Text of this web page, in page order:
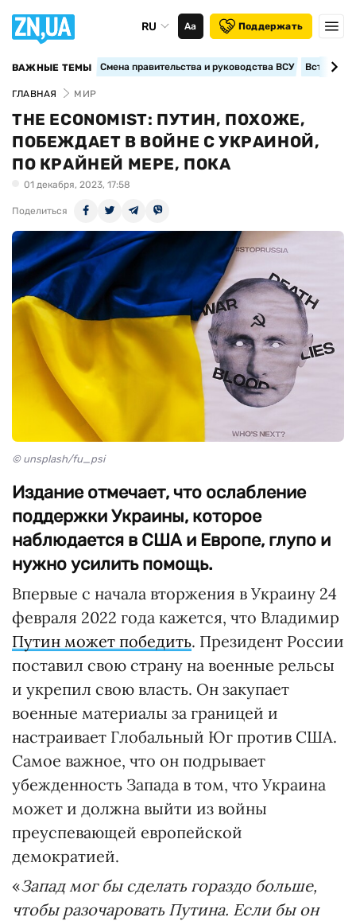
RU Аа Поддержать
ВАЖНЫЕ ТЕМЫ Смена правительства и руководства ВСУ
ГЛАВНАЯ МИР
THE ECONOMIST: ПУТИН, ПОХОЖЕ,
ПОБЕЖДАЕТ В ВОЙНЕ С УКРАИНОЙ,
ПО КРАЙНЕЙ МЕРЕ, ПОКА
01 декабря, 2023, 17:58
Поделиться
© unsplash/fu_psi
Издание отмечает, что ослабление
поддержки Украины, которое
наблюдается в США и Европе, глупо и
нужно усилить помощь.
Впервые с начала вторжения в Украину 24
февраля 2022 года кажется, что Владимир
Путин может победить. Президент России
поставил свою страну на военные рельсы
и укрепил свою власть. Он закупает
военные материалы за границей и
настраивает Глобальный Юг против США.
Самое важное, что он подрывает
убежденность Запада в том, что Украина
может и должна выйти из войны
преуспевающей европейской
демократией.
«Запад мог бы сделать гораздо больше,
чтобы разочаровать Путина. Если бы он